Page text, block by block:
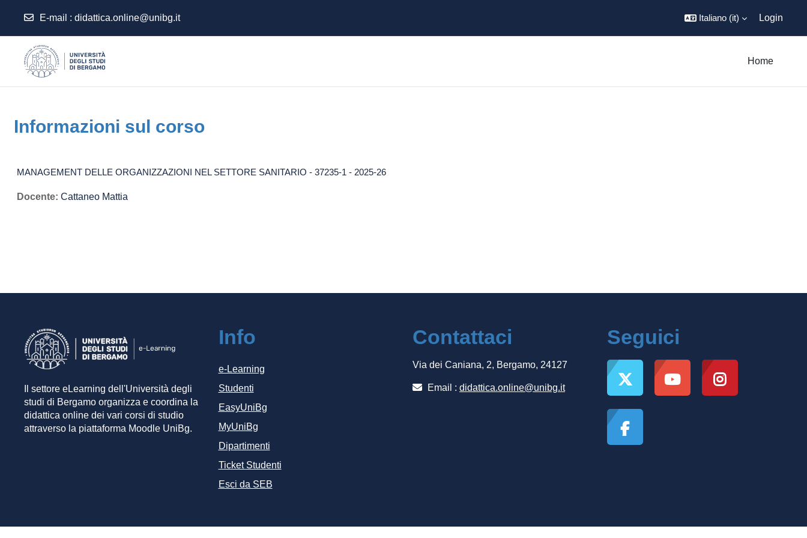
E-mail : didattica.online@unibg.it Italiano ‎(it)‎ Login
Home
Informazioni sul corso
MANAGEMENT DELLE ORGANIZZAZIONI NEL SETTORE SANITARIO - 37235-1 - 2025-26
Docente: Cattaneo Mattia
Il settore eLearning dell'Università degli
studi di Bergamo organizza e coordina la
didattica online dei vari corsi di studio
attraverso la piattaforma Moodle UniBg.
Info
e-Learning
Studenti
EasyUniBg
MyUniBg
Dipartimenti
Ticket Studenti
Esci da SEB
Contattaci
Via dei Caniana, 2, Bergamo, 24127
Email : didattica.online@unibg.it
Seguici